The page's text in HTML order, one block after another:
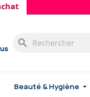
search
Beauté & Hygiène